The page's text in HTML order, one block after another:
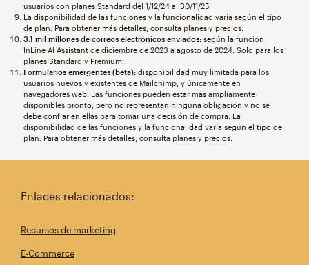
usuarios con planes Standard del 1/12/24 al 30/11/25
La disponibilidad de las funciones y la funcionalidad varía según el tipo
de plan. Para obtener más detalles, consulta planes y precios.
3.1 mil millones de correos electrónicos enviados:según la función
InLine AI Assistant de diciembre de 2023 a agosto de 2024. Solo para los
planes Standard y Premium.
Formularios emergentes (beta):disponibilidad muy limitada para los
usuarios nuevos y existentes de Mailchimp, y únicamente en
navegadores web. Las funciones pueden estar más ampliamente
disponibles pronto, pero no representan ninguna obligación y no se
debe confiar en ellas para tomar una decisión de compra. La
disponibilidad de las funciones y la funcionalidad varía según el tipo de
plan. Para obtener más detalles, consulta planes y precios.
Enlaces relacionados:
Recursos de marketing
E-Commerce